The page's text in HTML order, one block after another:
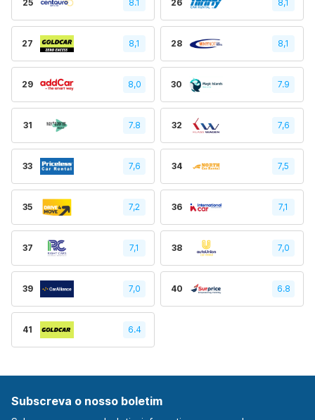
25 8.1 26 8,1
27 8,1 28 8,1
29 8,0 30 7.9
31 7.8 32 7,6
33 7,6 34 7,5
35 7,2 36 7,1
37 7,1 38 7,0
39 7,0 40 6.8
41 6.4
Subscreva o nosso boletim